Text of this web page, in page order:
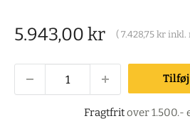
Salgspris
5.943,00 kr ( 7.428,75 kr inkl.
Fragtfritover 1.500.-